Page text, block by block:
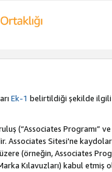
Ek-1 belirtildiği şekilde ilgili
(“Associates Programı”
Associates Sitesi'ne
(örneğin, Associates
Kılavuzları) kabul